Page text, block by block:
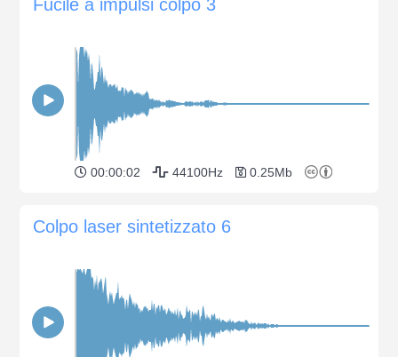
Fucile a impulsi colpo 3
00:00:02 44100Hz 0.25Mb
Colpo laser sintetizzato 6